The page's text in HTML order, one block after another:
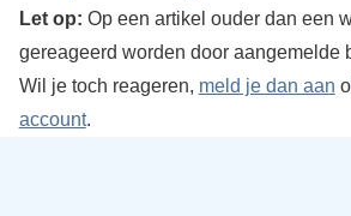
Let op: Op een artikel ouder dan een
gereageerd worden door aangemelde
Wil je toch reageren, meld je dan aan
account.